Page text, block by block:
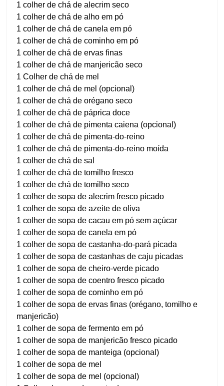
1 colher de chá de alecrim seco
1 colher de chá de alho em pó
1 colher de chá de canela em pó
1 colher de chá de cominho em pó
1 colher de chá de ervas finas
1 colher de chá de manjericão seco
1 Colher de chá de mel
1 colher de chá de mel (opcional)
1 colher de chá de orégano seco
1 colher de chá de páprica doce
1 colher de chá de pimenta caiena (opcional)
1 colher de chá de pimenta-do-reino
1 colher de chá de pimenta-do-reino moída
1 colher de chá de sal
1 colher de chá de tomilho fresco
1 colher de chá de tomilho seco
1 colher de sopa de alecrim fresco picado
1 colher de sopa de azeite de oliva
1 colher de sopa de cacau em pó sem açúcar
1 colher de sopa de canela em pó
1 colher de sopa de castanha-do-pará picada
1 colher de sopa de castanhas de caju picadas
1 colher de sopa de cheiro-verde picado
1 colher de sopa de coentro fresco picado
1 colher de sopa de cominho em pó
1 colher de sopa de ervas finas (orégano, tomilho e
manjericão)
1 colher de sopa de fermento em pó
1 colher de sopa de manjericão fresco picado
1 colher de sopa de manteiga (opcional)
1 colher de sopa de mel
1 colher de sopa de mel (opcional)